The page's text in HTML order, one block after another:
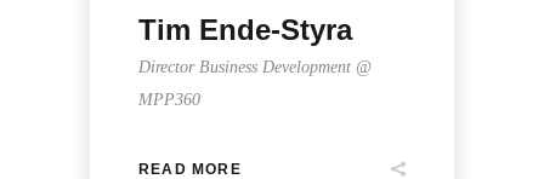
Tim Ende-Styra
Director Business Development @
MPP360
READ MORE